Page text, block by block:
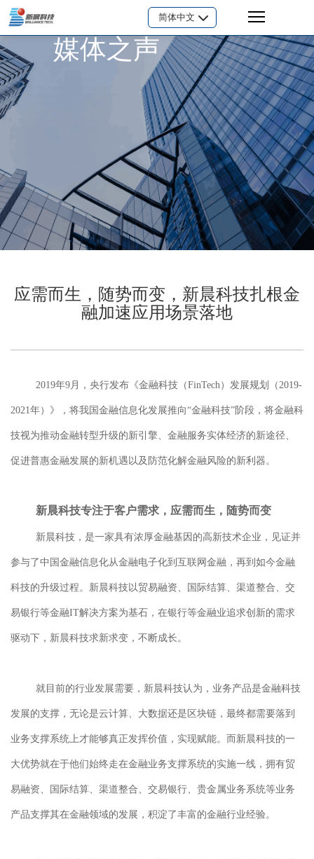
简体中文
媒体之声
应需而生，随势而变，新晨科技扎根金
融加速应用场景落地
2019年9月，央行发布 《金融科技（FinTech）发展规划（2019-
2021年）》 ，将我国 金融信息化发展推向“金融科技”阶段，将金融科
技视为推动金融转型升级的新引擎、 金融服务实体经济的新途径、
促进普惠金融发展的新机遇 以及 防范化解金融风险的新利器。
新晨科技专注于客户需求，应需而生，随势而变
新晨科技，是一家具有浓厚金融基因的高新技术企业 ，见证并
参与了中国金融信息化从金融电子化到互联网金融，再到如今金融
科技的升级过程。新晨科技以贸易融资、国际结算、渠道整合、交
易银行等金融IT解决方案为基石，在银行等金融业追求创新的需求
驱动下，新晨科技求新求变，不断成长。
就目前的行业发展需要，新晨科技认为，业务产品是金融科技
发展的支撑，无论是云计算、大数据还是区块链，最终都需要落到
业务支撑系统上才能够真正发挥价值，实现赋能。而新晨科技的一
大优势就在于他们始终走在金融业务支撑系统的实施一线，拥有贸
易融资、国际结算、渠道整合、 交易银行、贵金属业务系统等业务
产品支撑其在金融领域的发展，积淀了丰富的金融行业经验。